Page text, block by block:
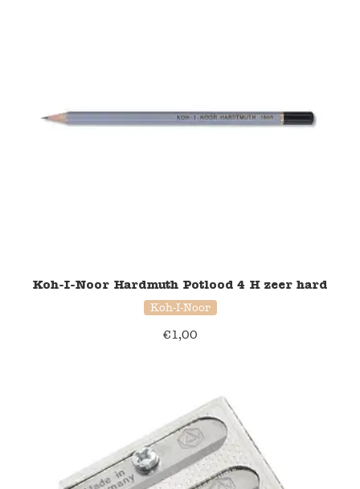
Koh-I-Noor Hardmuth Potlood 4 H zeer hard
Koh-I-Noor
€1,00